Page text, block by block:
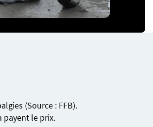
(Source : FFB).
payent le prix.